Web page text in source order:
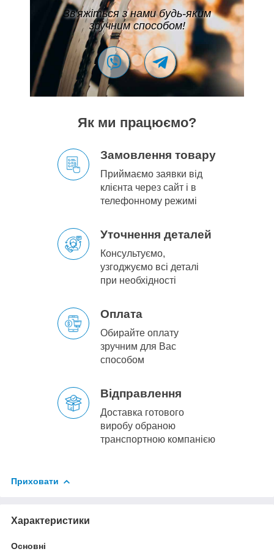
Зв'яжіться з нами будь-яким
зручним способом!
Як ми працюємо?
Замовлення товару
Приймаємо заявки від
клієнта через сайт і в
телефонному режимі
Уточнення деталей
Консультуємо,
узгоджуємо всі деталі
при необхідності
Оплата
Обирайте оплату
зручним для Вас
способом
Відправлення
Доставка готового
виробу обраною
транспортною компанією
Приховати
Характеристики
Основні